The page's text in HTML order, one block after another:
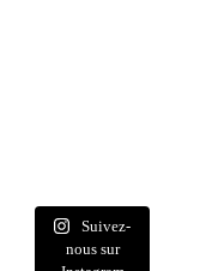
Suivez-
nous sur